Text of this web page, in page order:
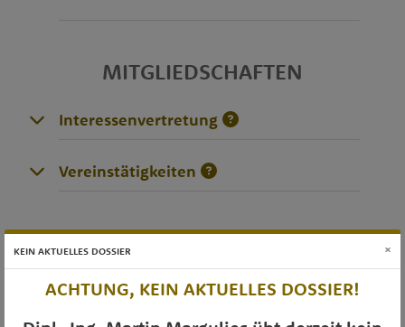
MITGLIEDSCHAFTEN
Interessenvertretung
Vereinstätigkeiten
DIVERSES
KEIN AKTUELLES DOSSIER ×
ACHTUNG, KEIN AKTUELLES DOSSIER!